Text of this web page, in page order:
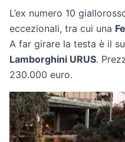
L’ex numero 10
eccezionali, tra cui una
A far girare la testa è il
Lamborghini URUS.
230.000 euro.